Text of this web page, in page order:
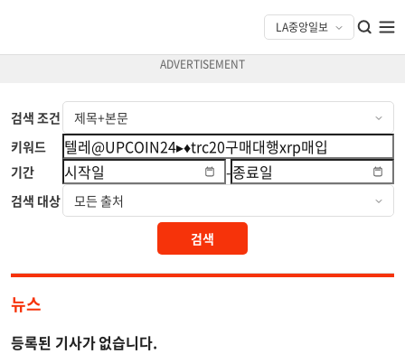
검색 조건
키워드
기간
-
검색 대상
검색
뉴스
등록된 기사가 없습니다.